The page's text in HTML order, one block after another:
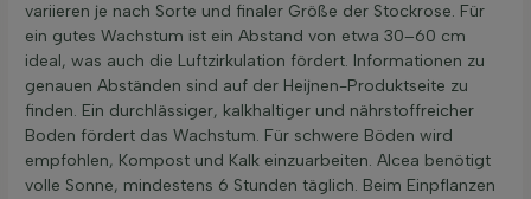
variieren je nach Sorte und finaler Größe der Stockrose. Für
ein gutes Wachstum ist ein Abstand von etwa 30–60 cm
ideal, was auch die Luftzirkulation fördert. Informationen zu
genauen Abständen sind auf der Heijnen-Produktseite zu
finden. Ein durchlässiger, kalkhaltiger und nährstoffreicher
Boden fördert das Wachstum. Für schwere Böden wird
empfohlen, Kompost und Kalk einzuarbeiten. Alcea benötigt
volle Sonne, mindestens 6 Stunden täglich. Beim Einpflanzen